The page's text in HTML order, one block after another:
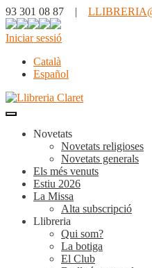
93 301 08 87 |
Iniciar sessió
Català
Español
Novetats
Novetats religioses
Novetats generals
Els més venuts
Estiu 2026
La Missa
Alta subscripció
Llibreria
Qui som?
La botiga
El Club